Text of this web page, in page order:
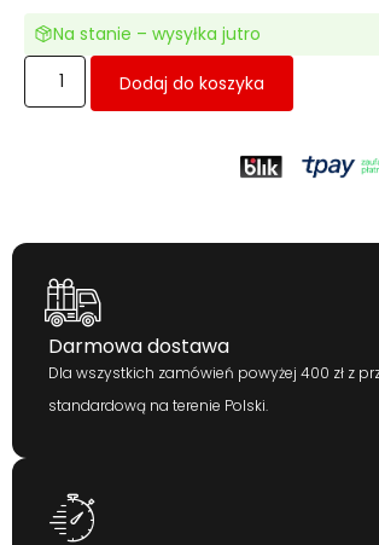
Na stanie – wysyłka jutro
Dodaj do koszyka
Darmowa dostawa
Dla wszystkich zamówień powyżej 400 zł z
standardową na terenie Polski.